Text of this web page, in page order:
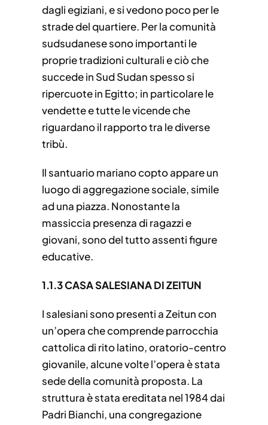
dagli egiziani, e si vedono poco per le
strade del quartiere. Per la comunità
sudsudanese sono importanti le
proprie tradizioni culturali e ciò che
succede in Sud Sudan spesso si
ripercuote in Egitto; in particolare le
vendette e tutte le vicende che
riguardano il rapporto tra le diverse
tribù.
Il santuario mariano copto appare un
luogo di aggregazione sociale, simile
ad una piazza. Nonostante la
massiccia presenza di ragazzi e
giovani, sono del tutto assenti figure
educative.
1.1.3 CASA SALESIANA DI ZEITUN
I salesiani sono presenti a Zeitun con
un’opera che comprende parrocchia
cattolica di rito latino, oratorio-centro
giovanile, alcune volte l’opera è stata
sede della comunità proposta. La
struttura è stata ereditata nel 1984 dai
Padri Bianchi, una congregazione